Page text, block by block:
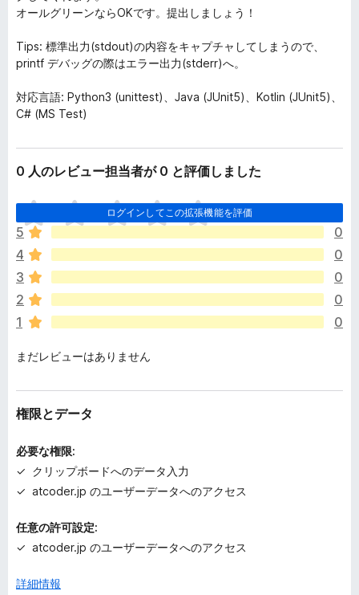
オールグリーンならOKです。提出しましょう！
Tips: 標準出力(stdout)の内容をキャプチャしてしまうので、
printf デバッグの際はエラー出力(stderr)へ。
対応言語: Python3 (unittest)、Java (JUnit5)、Kotlin (JUnit5)、
C# (MS Test)
0 人のレビュー担当者が 0 と評価しました
ログインしてこの拡張機能を評価
ま
だ
評
価
さ
れ
て
い
せ
5
0
4
0
3
0
2
0
1
0
まだレビューはありません
権限とデータ
必要な権限:
クリップボードへのデータ入力
atcoder.jp のユーザーデータへのアクセス
任意の許可設定:
atcoder.jp のユーザーデータへのアクセス
詳細情報